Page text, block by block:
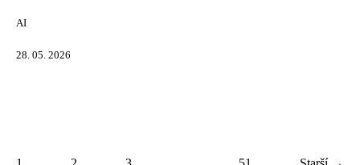
AI
28. 05. 2026